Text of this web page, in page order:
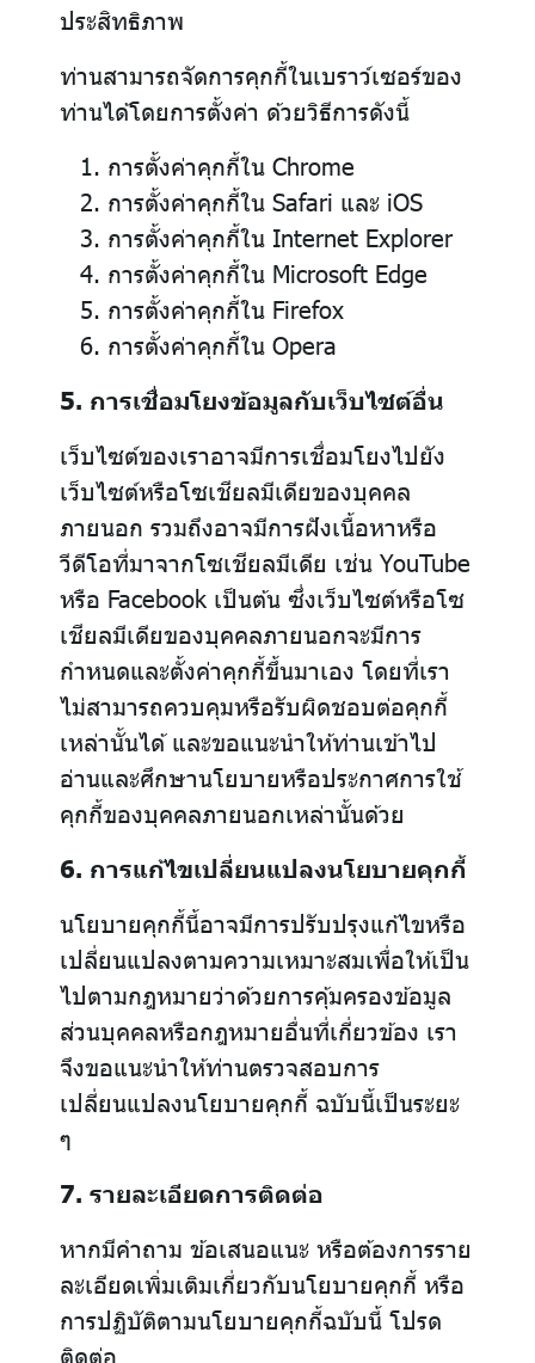
ประสิทธิภาพ
ท่านสามารถจัดการคุกกี้ในเบราว์เซอร์ของ
ท่านได้โดยการตั้งค่า ด้วยวิธีการดังนี้
การตั้งค่าคุกกี้ใน Chrome
การตั้งค่าคุกกี้ใน Safari และ iOS
การตั้งค่าคุกกี้ใน Internet Explorer
การตั้งค่าคุกกี้ใน Microsoft Edge
การตั้งค่าคุกกี้ใน Firefox
การตั้งค่าคุกกี้ใน Opera
5. การเชื่อมโยงข้อมูลกับเว็บไซต์อื่น
เว็บไซต์ของเราอาจมีการเชื่อมโยงไปยัง
เว็บไซต์หรือโซเชียลมีเดียของบุคคล
ภายนอก รวมถึงอาจมีการฝังเนื้อหาหรือ
วีดีโอที่มาจากโซเชียลมีเดีย เช่น YouTube
หรือ Facebook เป็นต้น ซึ่งเว็บไซต์หรือโซ
เชียลมีเดียของบุคคลภายนอกจะมีการ
กำหนดและตั้งค่าคุกกี้ขึ้นมาเอง โดยที่เรา
ไม่สามารถควบคุมหรือรับผิดชอบต่อคุกกี้
เหล่านั้นได้ และขอแนะนำให้ท่านเข้าไป
อ่านและศึกษานโยบายหรือประกาศการใช้
คุกกี้ของบุคคลภายนอกเหล่านั้นด้วย
6. การแก้ไขเปลี่ยนแปลงนโยบายคุกกี้
นโยบายคุกกี้นี้อาจมีการปรับปรุงแก้ไขหรือ
เปลี่ยนแปลงตามความเหมาะสมเพื่อให้เป็น
ไปตามกฎหมายว่าด้วยการคุ้มครองข้อมูล
ส่วนบุคคลหรือกฎหมายอื่นที่เกี่ยวข้อง เรา
จึงขอแนะนำให้ท่านตรวจสอบการ
เปลี่ยนแปลงนโยบายคุกกี้ ฉบับนี้เป็นระยะ
ๆ
7. รายละเอียดการติดต่อ
หากมีคำถาม ข้อเสนอแนะ หรือต้องการราย
ละเอียดเพิ่มเติมเกี่ยวกับนโยบายคุกกี้ หรือ
การปฏิบัติตามนโยบายคุกกี้ฉบับนี้ โปรด
ติดต่อ